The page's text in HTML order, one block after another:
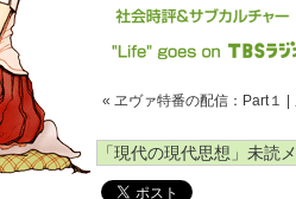
« ヱヴァ特番の配信：Part１
「現代の現代思想」未読